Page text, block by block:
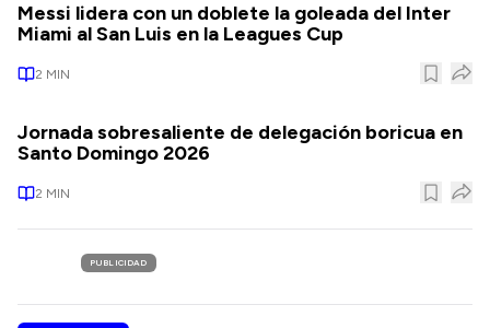
Messi lidera con un doblete la goleada del Inter
Miami al San Luis en la Leagues Cup
2 MIN
Jornada sobresaliente de delegación boricua en
Santo Domingo 2026
2 MIN
PUBLICIDAD